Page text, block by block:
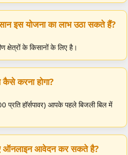
इस योजना का लाभ उठा सकते हैं?
क्षेत्रों के किसानों के लिए है।​
कैसे करना होगा?
प्रति हॉर्सपावर) आपके पहले बिजली बिल में
ऑनलाइन आवेदन कर सकते है?